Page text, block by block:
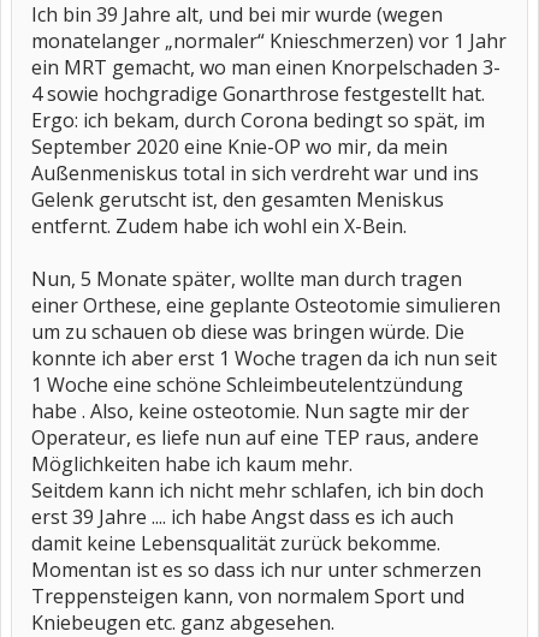
Ich bin 39 Jahre alt, und bei mir wurde (wegen
monatelanger „normaler“ Knieschmerzen) vor 1 Jahr
ein MRT gemacht, wo man einen Knorpelschaden 3-
4 sowie hochgradige Gonarthrose festgestellt hat.
Ergo: ich bekam, durch Corona bedingt so spät, im
September 2020 eine Knie-OP wo mir, da mein
Außenmeniskus total in sich verdreht war und ins
Gelenk gerutscht ist, den gesamten Meniskus
entfernt. Zudem habe ich wohl ein X-Bein.
Nun, 5 Monate später, wollte man durch tragen
einer Orthese, eine geplante Osteotomie simulieren
um zu schauen ob diese was bringen würde. Die
konnte ich aber erst 1 Woche tragen da ich nun seit
1 Woche eine schöne Schleimbeutelentzündung
habe . Also, keine osteotomie. Nun sagte mir der
Operateur, es liefe nun auf eine TEP raus, andere
Möglichkeiten habe ich kaum mehr.
Seitdem kann ich nicht mehr schlafen, ich bin doch
erst 39 Jahre .... ich habe Angst dass es ich auch
damit keine Lebensqualität zurück bekomme.
Momentan ist es so dass ich nur unter schmerzen
Treppensteigen kann, von normalem Sport und
Kniebeugen etc. ganz abgesehen.